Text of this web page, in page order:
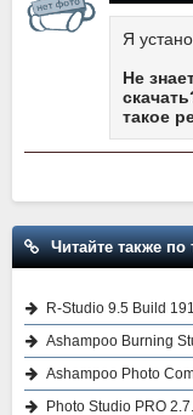
Я
Не
такое
Читайте также по
R-Studio 9.5 Build
Ashampoo Burning
Ashampoo Photo
Photo Studio PRO